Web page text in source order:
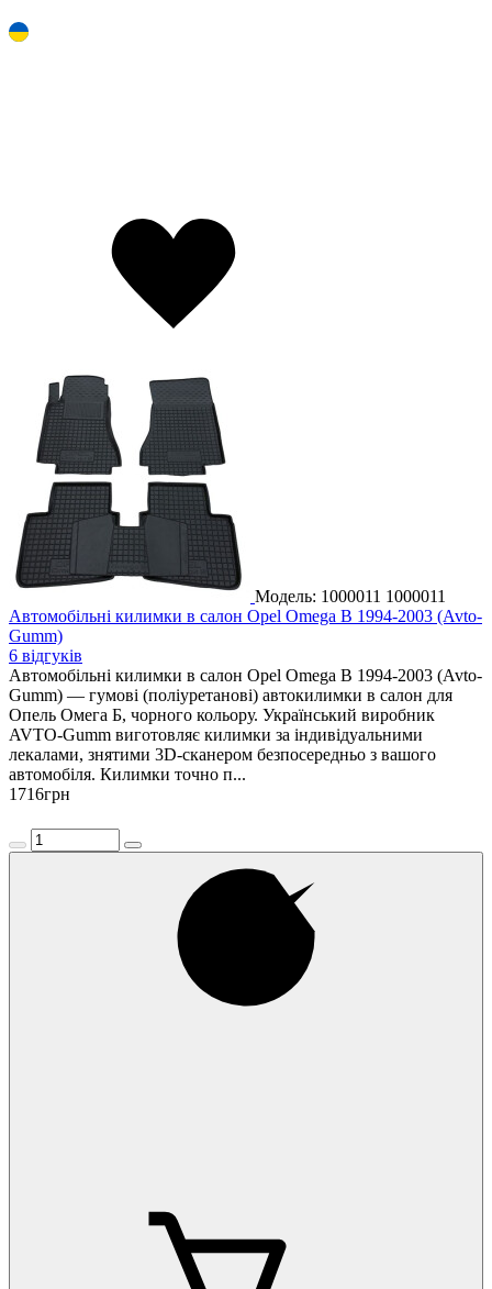
Модель: 1000011 1000011
Автомобільні килимки в салон Opel Omega B 1994-2003 (Avto-
Gumm)
6 відгуків
Автомобільні килимки в салон Opel Omega B 1994-2003 (Avto-
Gumm) — гумові (поліуретанові) автокилимки в салон для
Опель Омега Б, чорного кольору. Український виробник
AVTO-Gumm виготовляє килимки за індивідуальними
лекалами, знятими 3D-сканером безпосередньо з вашого
автомобіля. Килимки точно п...
1716грн